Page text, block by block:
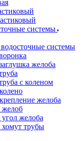
системы
системы
желоба
c коленом
желоба
желоб
желоба
трубы